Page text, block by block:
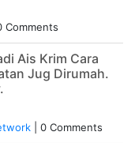
Comments
Ais Krim Cara
Jug Dirumah.
0 Comments